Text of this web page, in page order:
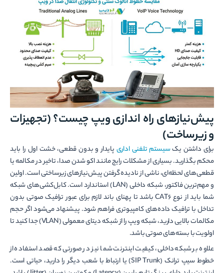
پیش‌نیازهای راه اندازی ویپ چیست؟ (تجهیزات
و زیرساخت)
برای داشتن یکسیستم تلفنی اداری پایدار و بدون قطعی، خشت اول را باید
محکم بگذارید. بسیاری از مشکلات رایج مانند اکو شدن صدا، تاخیر در مکالمه یا
قطعی‌های لحظه‌ای، ناشی از نادیده گرفتن پیش‌نیازهای زیرساختی است. اولین
و مهم‌ترین فاکتور، شبکه داخلی (LAN) استاندارد است. کابل‌کشی‌های شبکه
شما باید از نوع CAT6 باشد تا پهنای باند لازم برای عبور ترافیک صوتی بدون
تداخل با ترافیک داده‌های کامپیوتری فراهم شود. پیشنهاد می‌شود اگر حجم
مکالمات بالایی دارید، شبکه ویپ را از شبکه دیتای معمولی (VLAN) جدا کنید تا
اولویت با بسته‌های صوتی باشد.
علاوه بر شبکه داخلی، کیفیت اینترنت شما نیز در صورتی که قصد استفاده از
خطوط سیپ ترانک (SIP Trunk) یا ارتباط با شعب دیگر را دارید، حیاتی است.